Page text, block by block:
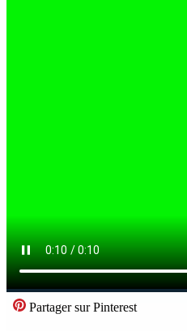
Partager sur Pinterest